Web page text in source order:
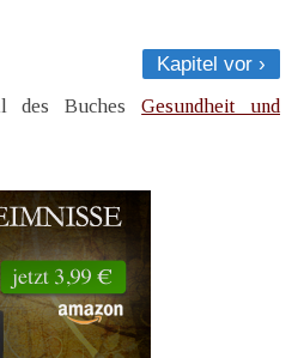
Kapitel vor ›
des BuchesGesundheit und